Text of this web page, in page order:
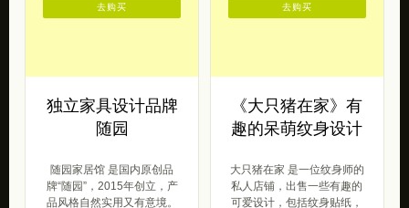
独立家具设计品牌
随园
随园家居馆 是国内原创品
牌“随园”，2015年创立，产
品风格自然实用又有意境。
去购买
《大只猪在家》有
趣的呆萌纹身设计
大只猪在家 是一位纹身师的
私人店铺，出售一些有趣的
可爱设计，包括纹身贴纸，
去购买